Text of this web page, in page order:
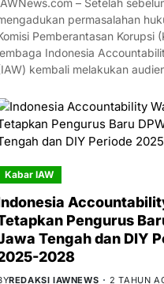
permasalahan
Pemberantasan Korupsi
Indonesia
kembali melakukan
Kabar IAW
Pengurus
Tengah dan DIY
2028
REDAKSI IAWNEWS 2 TAHUN